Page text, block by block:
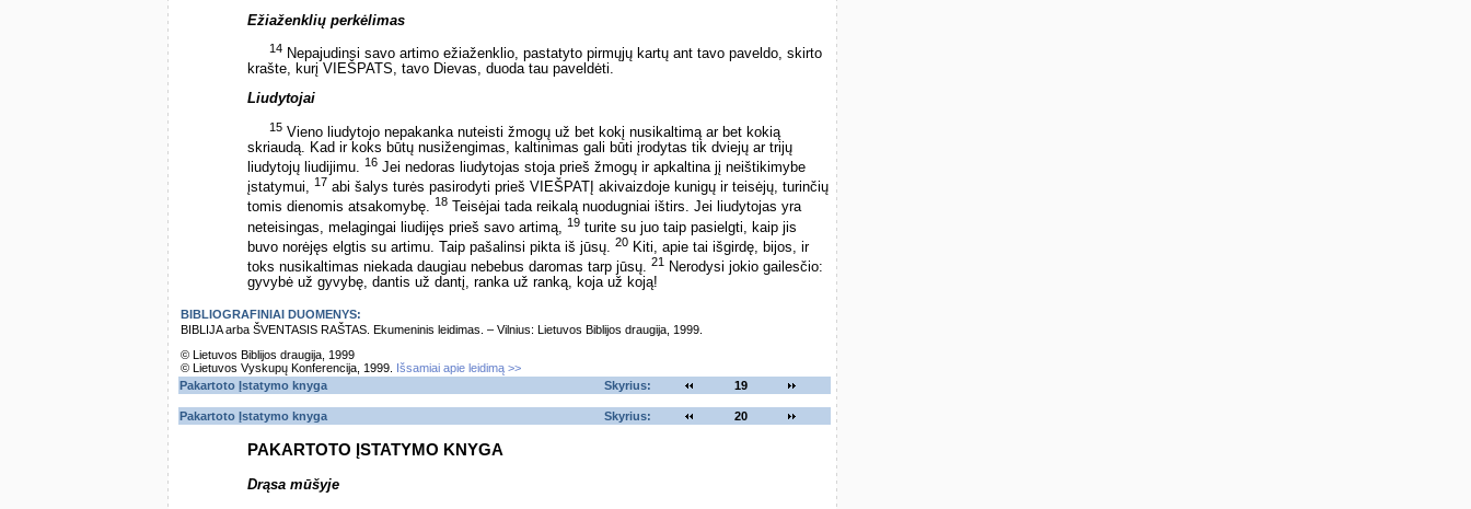
Ežiaženklių perkėlimas
14 Nepajudinsi savo artimo ežiaženklio, pastatyto pirmųjų kartų ant tavo paveldo, skirto
krašte, kurį VIEŠPATS, tavo Dievas, duoda tau paveldėti.
Liudytojai
15 Vieno liudytojo nepakanka nuteisti žmogų už bet kokį nusikaltimą ar bet kokią
skriaudą. Kad ir koks būtų nusižengimas, kaltinimas gali būti įrodytas tik dviejų ar trijų
liudytojų liudijimu. 16 Jei nedoras liudytojas stoja prieš žmogų ir apkaltina jį neištikimybe
įstatymui, 17 abi šalys turės pasirodyti prieš VIEŠPATĮ akivaizdoje kunigų ir teisėjų, turinčių
tomis dienomis atsakomybę. 18 Teisėjai tada reikalą nuodugniai ištirs. Jei liudytojas yra
neteisingas, melagingai liudijęs prieš savo artimą,
19 turite su juo taip pasielgti, kaip jis
buvo norėjęs elgtis su artimu. Taip pašalinsi pikta iš jūsų. 20 Kiti, apie tai išgirdę, bijos, ir
toks nusikaltimas niekada daugiau nebebus daromas tarp jūsų. 21
Nerodysi jokio gailesčio:
gyvybė už gyvybę, dantis už dantį, ranka už ranką, koja už koją!
BIBLIOGRAFINIAI DUOMENYS:
BIBLIJA arba ŠVENTASIS RAŠTAS. Ekumeninis leidimas. – Vilnius: Lietuvos Biblijos draugija, 1999.
© Lietuvos Biblijos draugija, 1999
© Lietuvos Vyskupų Konferencija, 1999.
Išsamiai apie leidimą >>
Pakartoto Įstatymo knyga
Skyrius: 19
Pakartoto Įstatymo knyga Skyrius: 20
PAKARTOTO ĮSTATYMO KNYGA
Drąsa mūšyje